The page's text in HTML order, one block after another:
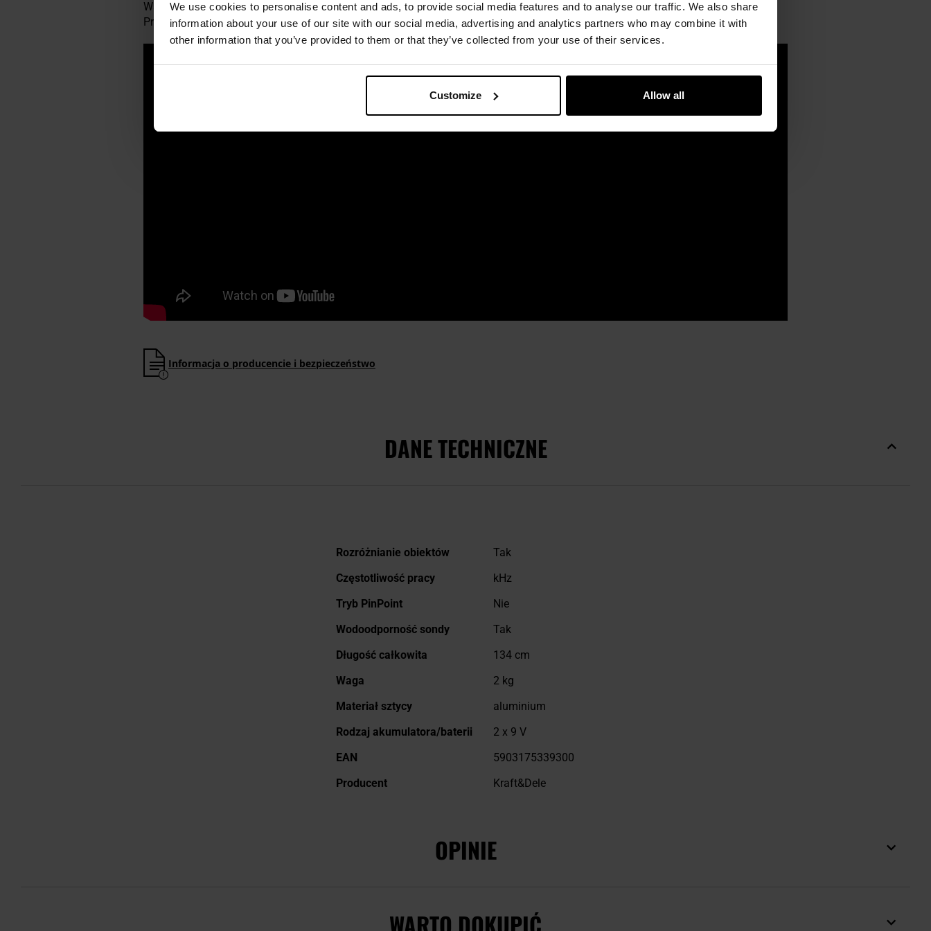
We use cookies to personalise content and ads, to provide social media features and to analyse our traffic. We also share
information about your use of our site with our social media, advertising and analytics partners who may combine it with
other information that you’ve provided to them or that they’ve collected from your use of their services.
Customize Allow all
Waga: 2 kg
Producent:Kraft&Dele
Informacja o producencie i bezpieczeństwo
DANE TECHNICZNE
Więcej
Rozróżnianie obiektów
Tak
Częstotliwość pracy
kHz
Tryb PinPoint
Nie
Wodoodporność sondy
Tak
Długość całkowita
134 cm
Waga
2 kg
Materiał sztycy
aluminium
Rodzaj akumulatora/baterii
2 x 9 V
EAN
5903175339300
Producent
Kraft&Dele
OPINIE
WARTO DOKUPIĆ